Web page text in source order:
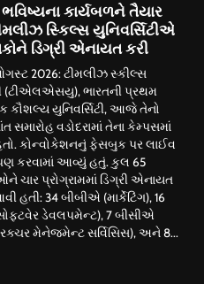
કાર્યબળને તૈયાર
સ્કિલ્સ યુનિવર્સિટીએ
ડિગ્રી એનાયત કરી
2026: ટીમલીઝ સ્કીલ્સ
(ટીએલએસયુ), ભારતની પ્રથમ
કૌશલ્ય યુનિવર્સિટી, આજે તેનો
સમારોહ વડોદરામાં તેના કેમ્પસમાં
કોન્વોકેશનનું ફેસબુક પર લાઈવ
કરવામાં આવ્યું હતું. કુલ 65
ચાર પ્રોગ્રામમાં ડિગ્રી એનાયત
હતી: 34 બીબીએ (માર્કેટિંગ), 16
ડેવલપમેન્ટ), 7 બીસીએ
મેનેજમેન્ટ સર્વિસિસ), અને 8...